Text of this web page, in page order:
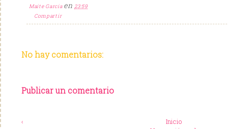
Maite Garcia en23:59
Compartir
No hay comentarios:
Publicar un comentario
‹
Inicio